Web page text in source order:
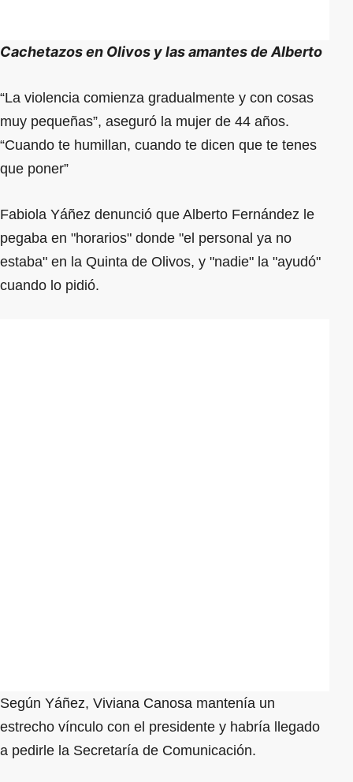
Cachetazos en Olivos y las amantes de Alberto
“La violencia comienza gradualmente y con cosas
muy pequeñas”, aseguró la mujer de 44 años.
“Cuando te humillan, cuando te dicen que te tenes
que poner”
Fabiola Yáñez denunció que Alberto Fernández le
pegaba en "horarios" donde "el personal ya no
estaba" en la Quinta de Olivos, y "nadie" la "ayudó"
cuando lo pidió.
Según Yáñez, Viviana Canosa mantenía un
estrecho vínculo con el presidente y habría llegado
a pedirle la Secretaría de Comunicación.